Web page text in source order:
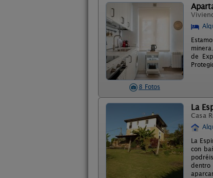
8 Fotos
de
La
Casa
La
con
dentro